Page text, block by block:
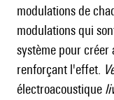
modulations de
modulations qui
système pour
renforçant l'effet.
électroacoustique